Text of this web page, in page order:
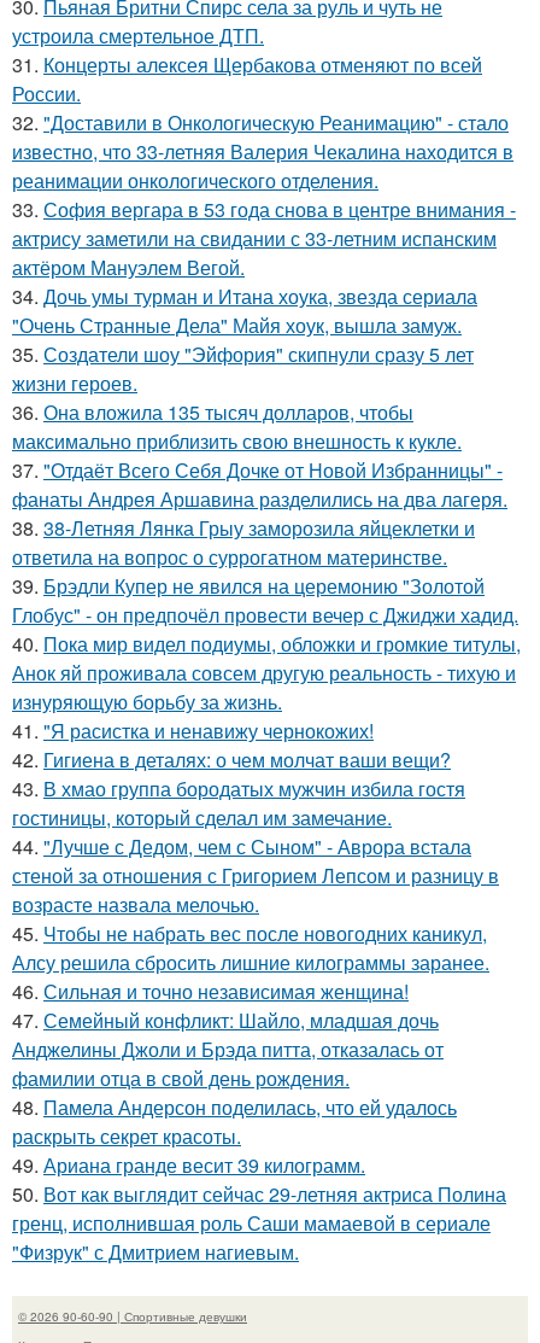
30. Пьяная Бритни Спирс села за руль и чуть не
устроила смертельное ДТП.
31. Концерты алексея Щербакова отменяют по всей
России.
32. "Доставили в Онкологическую Реанимацию" - стало
известно, что 33-летняя Валерия Чекалина находится в
реанимации онкологического отделения.
33. София вергара в 53 года снова в центре внимания -
актрису заметили на свидании с 33-летним испанским
актёром Мануэлем Вегой.
34. Дочь умы турман и Итана хоука, звезда сериала
"Очень Странные Дела" Майя хоук, вышла замуж.
35. Создатели шоу "Эйфория" скипнули сразу 5 лет
жизни героев.
36. Она вложила 135 тысяч долларов, чтобы
максимально приблизить свою внешность к кукле.
37. "Отдаёт Всего Себя Дочке от Новой Избранницы" -
фанаты Андрея Аршавина разделились на два лагеря.
38. 38-Летняя Лянка Грыу заморозила яйцеклетки и
ответила на вопрос о суррогатном материнстве.
39. Брэдли Купер не явился на церемонию "Золотой
Глобус" - он предпочёл провести вечер с Джиджи хадид.
40. Пока мир видел подиумы, обложки и громкие титулы,
Анок яй проживала совсем другую реальность - тихую и
изнуряющую борьбу за жизнь.
41. "Я расистка и ненавижу чернокожих!
42. Гигиена в деталях: о чем молчат ваши вещи?
43. В хмао группа бородатых мужчин избила гостя
гостиницы, который сделал им замечание.
44. "Лучше с Дедом, чем с Сыном" - Аврора встала
стеной за отношения с Григорием Лепсом и разницу в
возрасте назвала мелочью.
45. Чтобы не набрать вес после новогодних каникул,
Алсу решила сбросить лишние килограммы заранее.
46. Сильная и точно независимая женщина!
47. Семейный конфликт: Шайло, младшая дочь
Анджелины Джоли и Брэда питта, отказалась от
фамилии отца в свой день рождения.
48. Памела Андерсон поделилась, что ей удалось
раскрыть секрет красоты.
49. Ариана гранде весит 39 килограмм.
50. Вот как выглядит сейчас 29-летняя актриса Полина
гренц, исполнившая роль Саши мамаевой в сериале
"Физрук" с Дмитрием нагиевым.
© 2026 90-60-90 | Спортивные девушки